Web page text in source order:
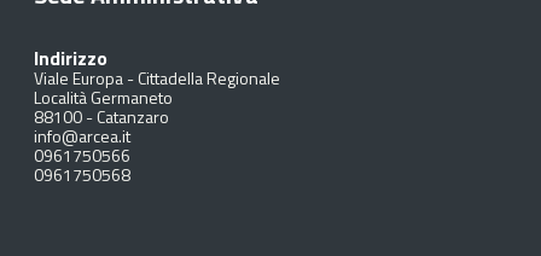
Indirizzo
Viale Europa - Cittadella Regionale
Località Germaneto
88100-Catanzaro
info@arcea.it
0961750566
0961750568